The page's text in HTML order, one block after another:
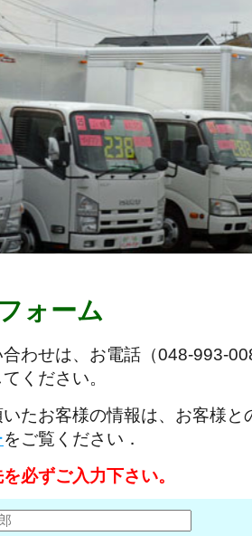
ォーム
わせは、お電話（048-993-
ください。
たお客様の情報は、お客様
をご覧ください．
必ずご入力下さい。